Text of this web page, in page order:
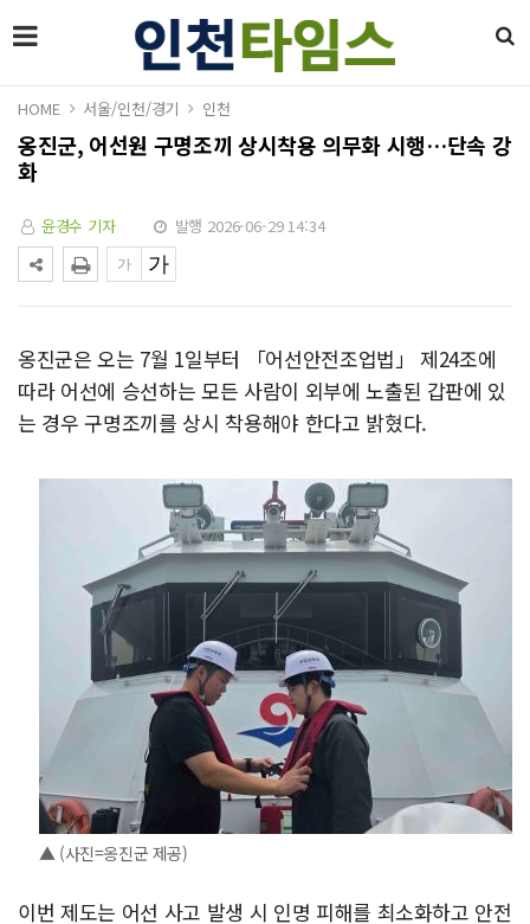
HOME 서울/인천/경기 인천
옹진군, 어선원 구명조끼 상시착용 의무화 시행…단속 강
화
윤경수 기자 발행 2026-06-29 14:34
옹진군은 오는 7월 1일부터 「어선안전조업법」 제24조에
따라 어선에 승선하는 모든 사람이 외부에 노출된 갑판에 있
는 경우 구명조끼를 상시 착용해야 한다고 밝혔다.
▲ (사진=옹진군 제공)
이번 제도는 어선 사고 발생 시 인명 피해를 최소화하고 안전